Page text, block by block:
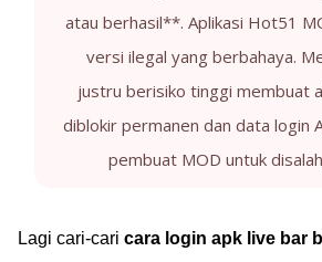
atau berhasil**. Aplikasi Hot51
versi ilegal yang berbahaya.
justru berisiko tinggi membuat
diblokir permanen dan data login
pembuat MOD untuk
Lagi cari-cari cara login apk live bar